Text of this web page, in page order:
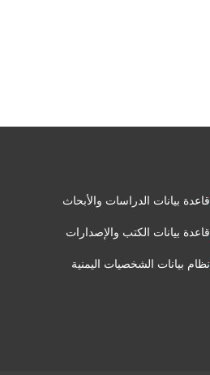
قاعدة بيانات الدراسات والأبحاث
قاعدة بيانات الكتب والإصدارات
نظام بيانات الشخصيات اليمنية